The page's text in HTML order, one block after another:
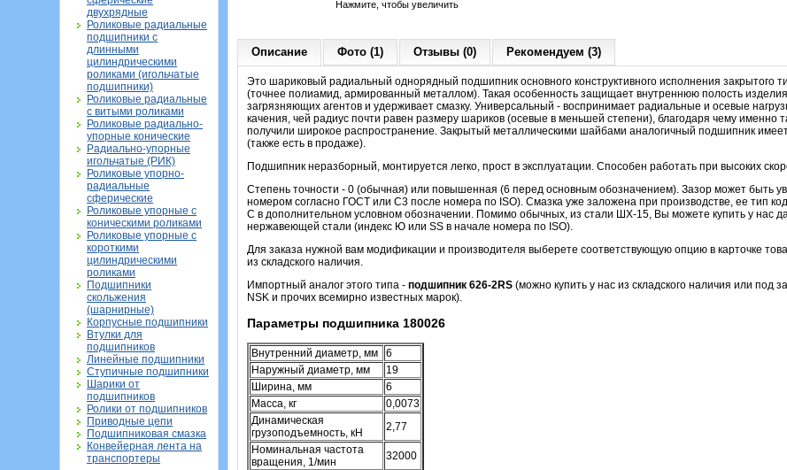
двухрядные
Роликовые радиальные
подшипники с
длинными
цилиндрическими
роликами (игольчатые
подшипники)
Роликовые радиальные
с витыми роликами
Роликовые радиально-
упорные конические
Радиально-упорные
игольчатые (РИК)
Роликовые упорно-
радиальные
сферические
Роликовые упорные с
коническими роликами
Роликовые упорные с
короткими
цилиндрическими
роликами
Подшипники
скольжения
(шарнирные)
Корпусные подшипники
Втулки для
подшипников
Линейные подшипники
Ступичные подшипники
Шарики от
подшипников
Ролики от подшипников
Приводные цепи
Подшипниковая смазка
Конвейерная лента на
транспортеры
Нажмите, чтобы увеличить
Описание Фото (1) Отзывы (0) Рекомендуем (3)
Это шариковый радиальный однорядный подшипник основного конструктивного исполнения закрытого
(точнее полиамид, армированный металлом). Такая особенность защищает внутреннюю полость
загрязняющих агентов и удерживает смазку. Универсальный - воспринимает радиальные и осевые
качения, чей радиус почти равен размеру шариков (осевые в меньшей степени), благодаря чему именно
получили широкое распространение. Закрытый металлическими шайбами аналогичный подшипник
(также есть в продаже).
Подшипник неразборный, монтируется легко, прост в эксплуатации. Способен работать при высоких
Степень точности - 0 (обычная) или повышенная (6 перед основным обозначением). Зазор может быть
номером согласно ГОСТ или C3 после номера по ISO). Смазка уже заложена при производстве, ее тип
С в дополнительном условном обозначении. Помимо обычных, из стали ШХ-15, Вы можете купить у нас
нержавеющей стали (индекс Ю или SS в начале номера по ISO).
Для заказа нужной вам модификации и производителя выберете соответствующую опцию в карточке
из складского наличия.
Импортный аналог этого типа - подшипник 626-2RS (можно купить у нас из складского наличия или под
NSK и прочих всемирно известных марок).
Параметры подшипника 180026
Внутренний диаметр, мм
6
Наружный диаметр, мм
19
Ширина, мм
6
Масса, кг
0,0073
Динамическая
грузоподъемность, кН
2,77
Номинальная частота
вращения, 1/мин
32000